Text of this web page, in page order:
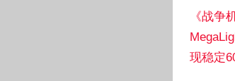
《战争
现稳定